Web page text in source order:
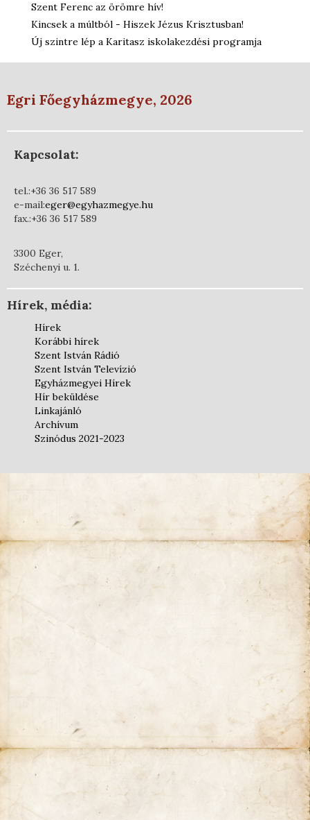
Szent Ferenc az örömre hív!
Kincsek a múltból - Hiszek Jézus Krisztusban!
Új szintre lép a Karitasz iskolakezdési programja
Egri Főegyházmegye, 2026
Kapcsolat:
tel.:+36 36 517 589
e-mail:eger@egyhazmegye.hu
fax.:+36 36 517 589
3300 Eger,
Széchenyi u. 1.
Hírek, média:
Hírek
Korábbi hírek
Szent István Rádió
Szent István Televízió
Egyházmegyei Hírek
Hír beküldése
Linkajánló
Archívum
Szinódus 2021-2023